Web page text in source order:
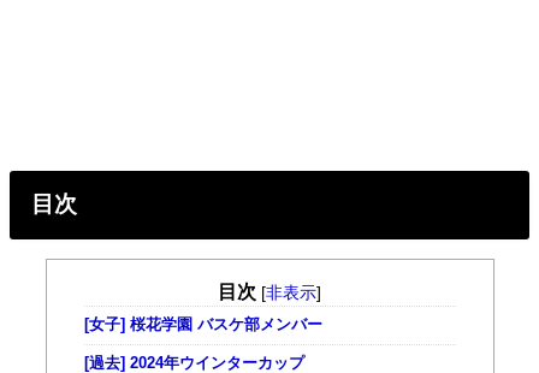
目次
目次 [非表示]
[女子] 桜花学園 バスケ部メンバー
[過去] 2024年ウインターカップ